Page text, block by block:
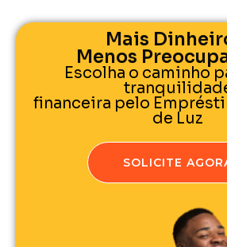
Mais
Menos
Escolha o caminho
financeira pelo
de Luz
SOLICITE